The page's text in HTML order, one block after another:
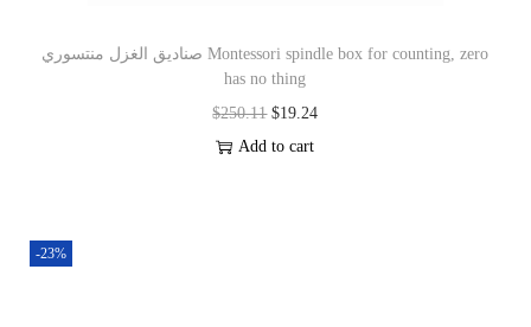
صناديق الغزل منتسوري Montessori spindle box for counting, zero
has no thing
$250.11 $19.24
Add to cart
-23%